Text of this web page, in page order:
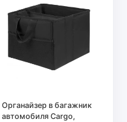
Органайзер в багажник
автомобиля Cargo,